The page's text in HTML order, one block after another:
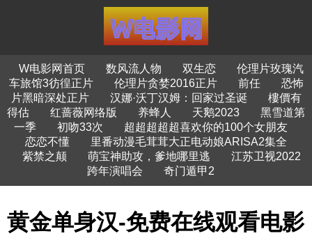
W电影网首页 数风流人物 双生恋
伦理片玫瑰汽
车旅馆3彷徨正片
伦理片贪婪2016正片 前任
恐怖
片黑暗深处正片
汉娜·沃丁汉姆：回家过圣诞
樓價有
得估
红蔷薇网络版 养蜂人 天鹅2023
黑雪道第
一季
初吻33次
超超超超超喜欢你的100个女朋友
恋恋不懂
里番动漫毛茸茸大正电动娘ARISA2集全
紫禁之颠
萌宝神助攻，爹地哪里逃
江苏卫视2022
跨年演唱会
奇门遁甲2
黄金单身汉-免费在线观看电影